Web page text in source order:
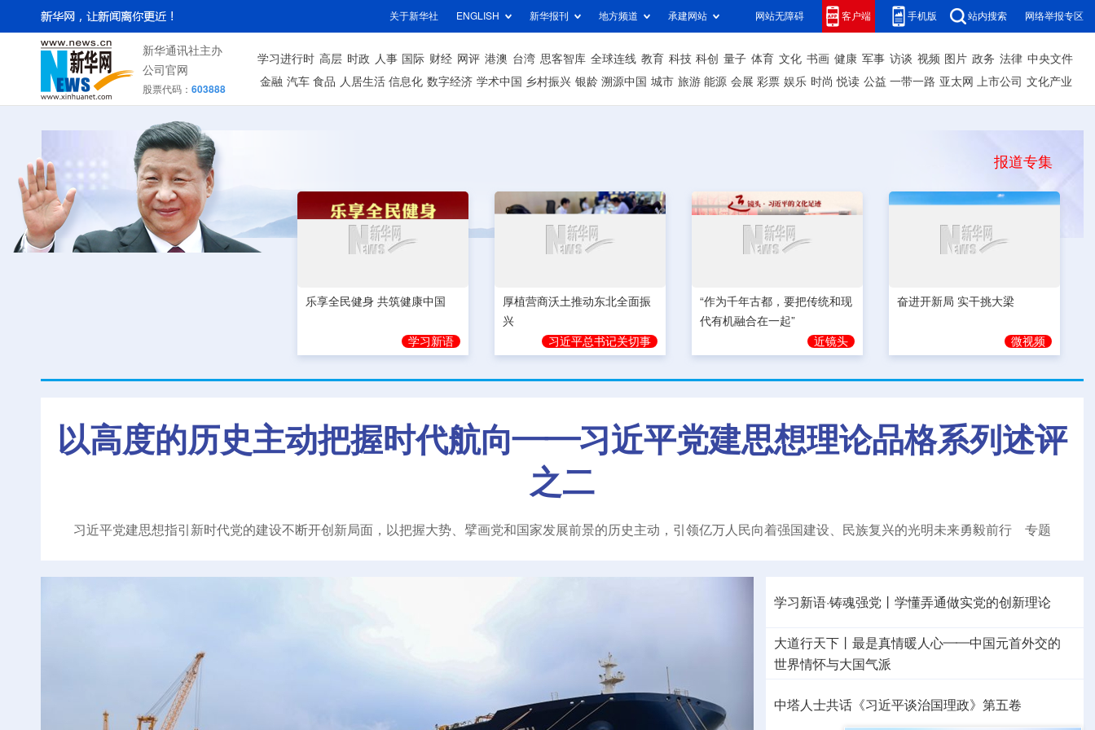
关于新华社 ENGLISH 新华报刊 地方频道 承建网站 网站无障碍 客户端 手机版 站内搜索 网络举报专区
新华通讯社主办
公司官网
股票代码： 603888
学习进行时 高层 时政 人事 国际 财经 网评 港澳 台湾 思客智库 全球连线 教育 科技 科创 量子 体育 文化 书画 健康 军事 访谈 视频 图片 政务 法律 中央文件
金融 汽车 食品 人居生活 信息化 数字经济 学术中国 乡村振兴 银龄 溯源中国 城市 旅游 能源 会展 彩票 娱乐 时尚 悦读 公益 一带一路 亚太网 上市公司 文化产业
报道专集
乐享全民健身 共筑健康中国
学习新语
厚植营商沃土推动东北全面振
兴
习近平总书记关切事
“作为千年古都，要把传统和现
代有机融合在一起”
近镜头
奋进开新局 实干挑大梁
微视频
以高度的历史主动把握时代航向——习近平党建思想理论品格系列述评之二
习近平党建思想指引新时代党的建设不断开创新局面，以把握大势、擘画党和国家发展前景的历史主动，引领亿万人民向着强国建设、民族复兴的光明未来勇毅前行
大道行天下丨最是真情暖人心——中国元首外交的
中塔人士共话《习近平谈治国理政》第五卷
树立和践行正确政绩观
着力在为民造福上出实招、